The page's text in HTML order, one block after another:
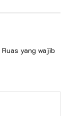
Ruas yang wajib